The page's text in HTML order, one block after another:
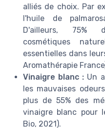
alliés de choix. Par
l'huile de
D'ailleurs, 75%
cosmétiques
essentielles dans
Aromathérapie
Vinaigre blanc : Un
les mauvaises
plus de 55% des
vinaigre blanc pour
Bio, 2021).